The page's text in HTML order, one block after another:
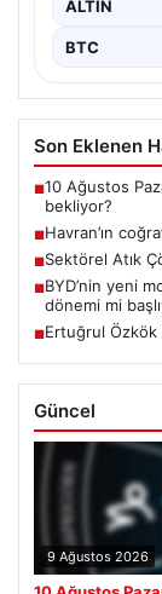
ALTIN
BTC
Son Eklenen
■10 Ağustos
bekliyor?
■Havran’ın
■Sektörel Atık
■BYD’nin yeni
dönemi mi
■Ertuğrul Özkök
Güncel
9 Ağustos 2026